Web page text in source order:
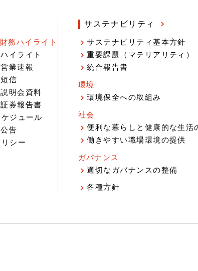
務ハイライト
イライト
業速報
信
明会資料
券報告書
ケジュール
告
リシー
サステナビリティ
サステナビリティ基本方針
重要課題（マテリアリティ）
統合報告書
環境
環境保全への取組み
社会
便利な暮らしと健康的な生活
働きやすい職場環境の提供
ガバナンス
適切なガバナンスの整備
各種方針